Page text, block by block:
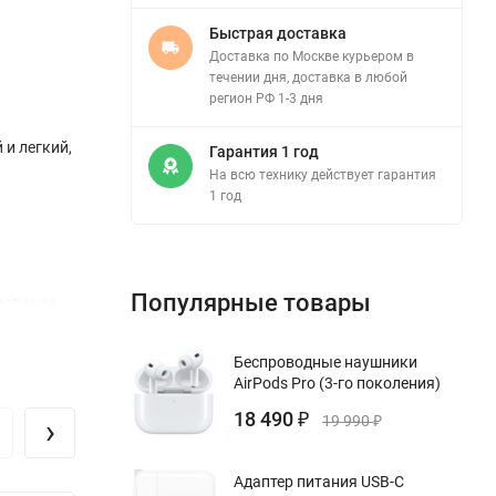
легкий,
›
Быстрая доставка
Доставка по Москве курьером в
течении дня, доставка в любой
регион РФ 1-3 дня
Гарантия 1 год
На всю технику действует гарантия
1 год
Популярные товары
Беспроводные наушники
AirPods Pro (3-го поколения)
18 490 ₽ 19 990₽
Адаптер питания USB-C